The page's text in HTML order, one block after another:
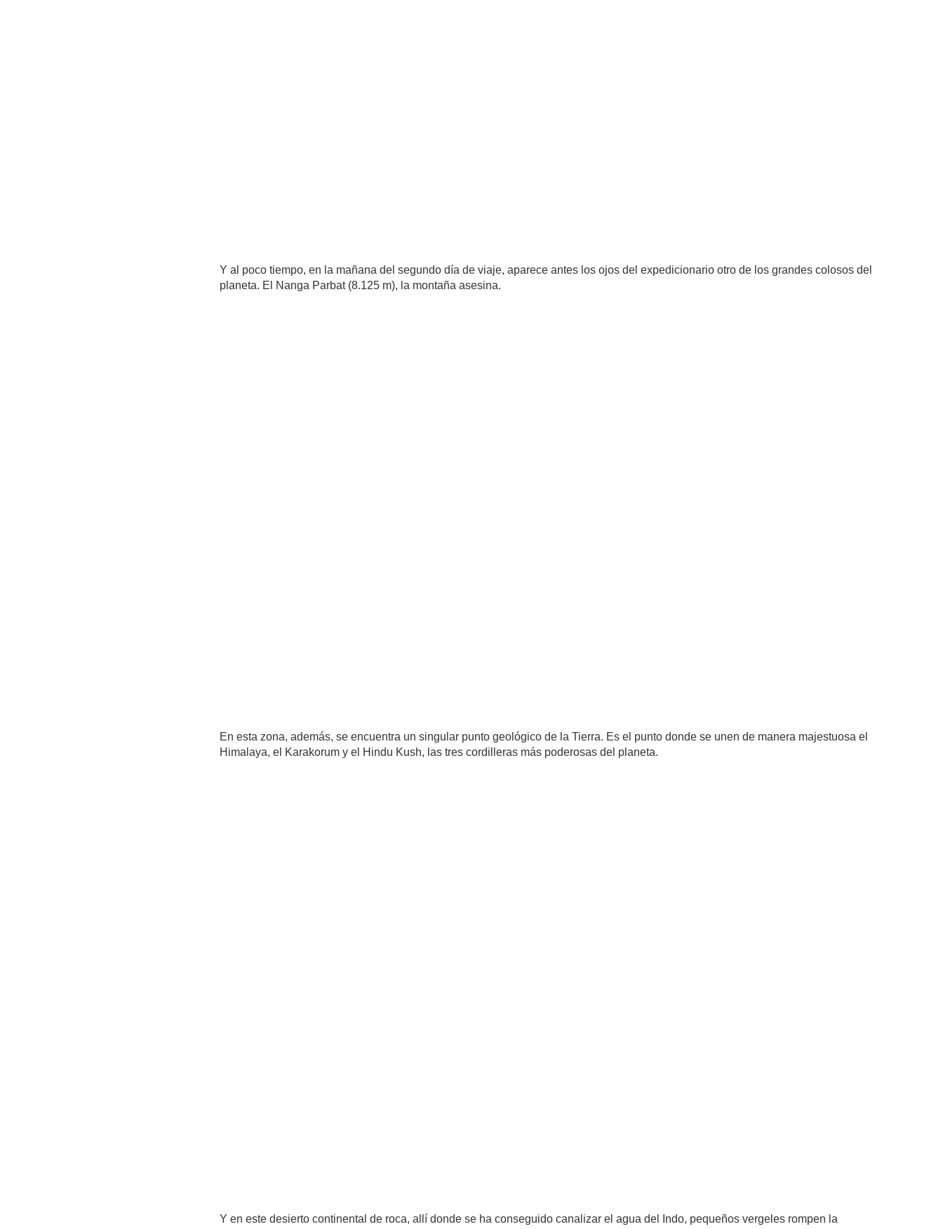
Y al poco tiempo, en la mañana del segundo día de viaje, aparece antes los ojos del expedicionario otro de los grandes colosos del
planeta. El Nanga Parbat (8.125 m), la montaña asesina.
En esta zona, además, se encuentra un singular punto geológico de la Tierra. Es el punto donde se unen de manera majestuosa el
Himalaya, el Karakorum y el Hindu Kush, las tres cordilleras más poderosas del planeta.
Y en este desierto continental de roca, allí donde se ha conseguido canalizar el agua del Indo, pequeños vergeles rompen la